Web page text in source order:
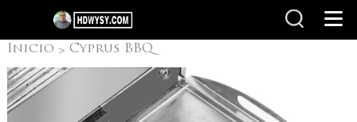
Inicio > Cyprus BBQ
Grill>